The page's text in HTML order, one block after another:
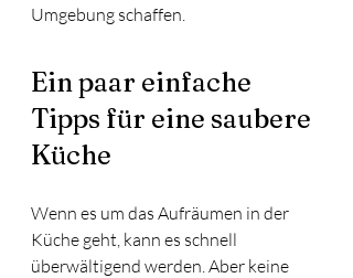
Umgebung schaffen.
Ein paar einfache
Tipps für eine saubere
Küche
Wenn es um das Aufräumen in der
Küche geht, kann es schnell
überwältigend werden. Aber keine